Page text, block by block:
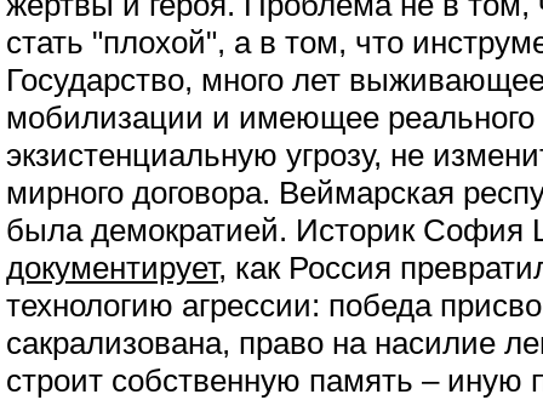
стать "плохой", а в том, что
Государство, много лет
мобилизации и имеющее реального
экзистенциальную угрозу, не
мирного договора. Веймарская
была демократией. Историк София
документирует, как Россия
технологию агрессии: победа
сакрализована, право на насилие
строит собственную память – иную